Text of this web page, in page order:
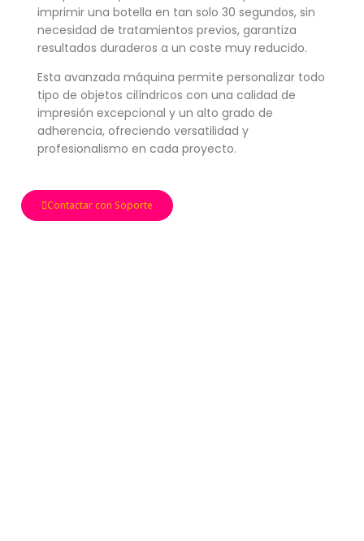
imprimir una botella en tan solo 30 segundos, sin
necesidad de tratamientos previos, garantiza
resultados duraderos a un coste muy reducido.
Esta avanzada máquina permite personalizar todo
tipo de objetos cilíndricos con una calidad de
impresión excepcional y un alto grado de
adherencia, ofreciendo versatilidad y
profesionalismo en cada proyecto.
Contactar con Soporte